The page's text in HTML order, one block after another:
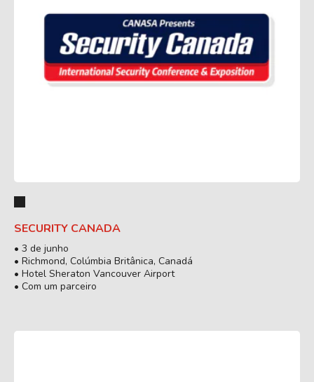
SECURITY CANADA
• 3 de junho
• Richmond, Colúmbia Britânica, Canadá
• Hotel Sheraton Vancouver Airport
• Com um parceiro